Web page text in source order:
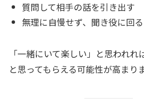
質問して相手の話を引き出す
無理に自慢せず、聞き役に回る
「一緒にいて楽しい」と思われ
と思ってもらえる可能性が高まり